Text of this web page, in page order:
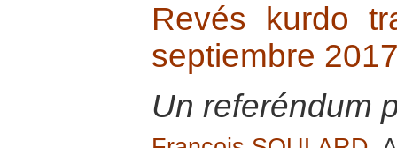
Revés kurdo
septiembre
Un referéndum